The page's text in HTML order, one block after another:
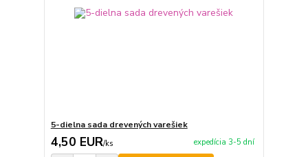
5-dielna sada drevených varešiek
4,50 EUR/ks expedícia 3-5 dní